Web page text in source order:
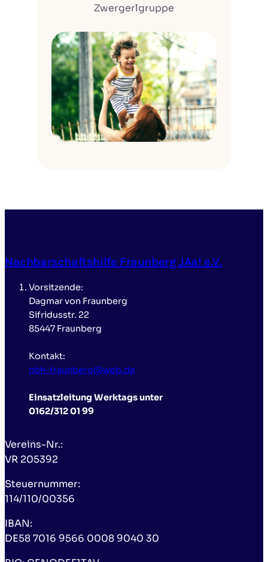
Zwergerlgruppe
Nachbarschaftshilfe Fraunberg JAa! e.V.
Vorsitzende:
Dagmar von Fraunberg
Sifridusstr. 22
85447 Fraunberg
Kontakt:
nbh-fraunberg@web.de
Einsatzleitung Werktags unter
0162/312 01 99
Vereins-Nr.:
VR 205392
Steuernummer:
114/110/00356
IBAN:
DE58 7016 9566 0008 9040 30